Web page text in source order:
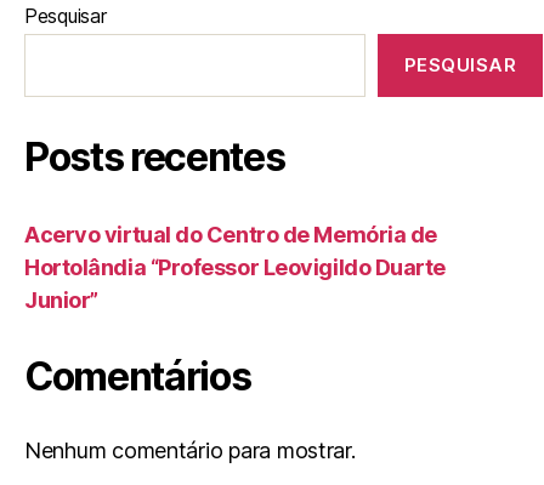
Pesquisar
PESQUISAR
Posts recentes
Acervo virtual do Centro de Memória de
Hortolândia “Professor Leovigildo Duarte
Junior”
Comentários
Nenhum comentário para mostrar.